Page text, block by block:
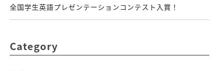
全国学生英語プレゼンテーションコンテスト入賞！
Category